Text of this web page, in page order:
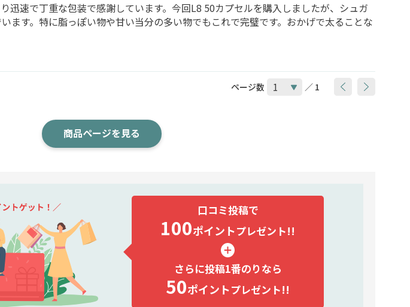
迅速で丁重な包装で感謝しています。今回L8 50カプセルを購入しましたが、シュガ
ます。特に脂っぽい物や甘い当分の多い物でもこれで完璧です。おかげで太ることな
ページ数 ／ 1
商品ページを見る
口コミ投稿で
100ポイントプレゼント!!
さらに投稿1番のりなら
50ポイントプレゼント!!